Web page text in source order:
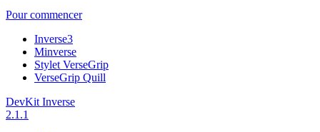
Pour commencer
Inverse3
Minverse
Stylet VerseGrip
VerseGrip Quill
DevKit Inverse
2.1.1